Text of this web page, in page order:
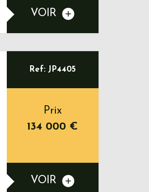
VOIR
Ref: JP4405
Prix
134 000 €
VOIR